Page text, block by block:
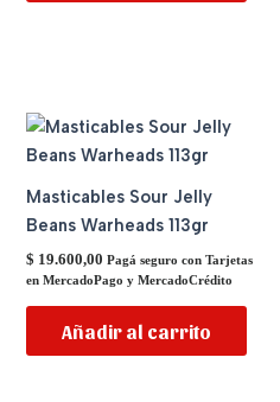
Masticables Sour Jelly
Beans Warheads 113gr
$ 19.600,00 Pagá seguro con Tarjetas
en MercadoPago y MercadoCrédito
Añadir al carrito